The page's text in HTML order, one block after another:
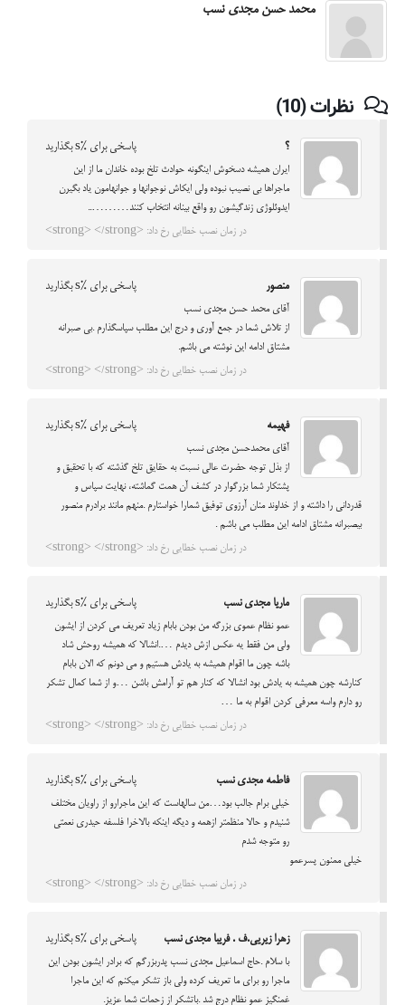
محمد حسن مجدی نسب
نظرات (10)
؟ پاسخی برای %s بگذارید
ایران همیشه دسخوش اینگونه حوادث تلخ بوده خاندان ما از این
ماجراها بی نصیب نبوده ولی ایکاش نوجوانها و جوانهامون یاد بگیرن
ایدوئلوژی زندگیشون رو واقع بینانه انتخاب کنند………..
در زمان نصب خطایی رخ داد: <strong> </strong>
منصور پاسخی برای %s بگذارید
آقاي محمد حسن مجدي نسب
از تلاش شما در جمع آوري و درج اين مطلب سپاسگذارم .بي صبرانه
مشتاق ادامه اين نوشته مي باشم.
در زمان نصب خطایی رخ داد: <strong> </strong>
فهیمه پاسخی برای %s بگذارید
آقای محمدحسن مجدی نسب
از بذل توجه حضرت عالی نسبت به حقایق تلخ گذشته که با تحقیق و
پشتکار شما بزرگوار در کشف آن همت گماشته، نهایت سپاس و
قدردانی را داشته و از خداوند منان آرزوی توفیق شمارا خواستارم .منهم مانند برادرم منصور
بیصبرانه مشتاق ادامه این مطلب می باشم .
در زمان نصب خطایی رخ داد: <strong> </strong>
ماریا مجدی نسب پاسخی برای %s بگذارید
عمو نظام عموی بزرگه من بودن بابام زیاد تعریف می کردن از ایشون
ولی من فقط یه عکس ازش دیدم ….انشالا که همیشه روحش شاد
باشه چون ما اقوام همیشه به یادش هستیم و می دونم که الان بابام
کنارشه چون همیشه به یادش بود انشالا که کنار هم تو آرامش باشن …و از شما کمال تشکر
رو دارم واسه معرفی کردن اقوام به ما …
در زمان نصب خطایی رخ داد: <strong> </strong>
فاطمه مجدی نسب پاسخی برای %s بگذارید
خیلی برام جالب بود…من سالهاست که این ماجرارو از راویان مختلف
شنیدم و حالا منظمتر ازهمه و دیگه اینکه بالاخرا فلسفه حیدری نعمتی
رو متوجه شدم
خیلی ممنون پسرعمو
در زمان نصب خطایی رخ داد: <strong> </strong>
زهرا زیریی.ف . فریبا مجدی نسب پاسخی برای %s بگذارید
با سلام .حاج اسماعیل مجدی نسب پدربزرگم که برادر ایشون بودن این
ماجرا رو برای ما تعریف کرده ولی باز تشکر میکنم که این ماجرا
غمنگیز عمو نظام درج شد .باتشکر از زحمات شما عزیز.